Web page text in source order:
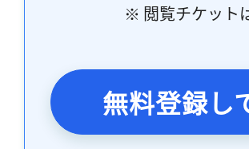
※ 閲覧チケット
無料登録し